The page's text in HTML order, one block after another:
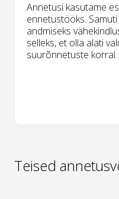
Annetusi kasutame
ennetustööks.
andmiseks
selleks, et olla alati
suurõnnetuste korral.
Teised